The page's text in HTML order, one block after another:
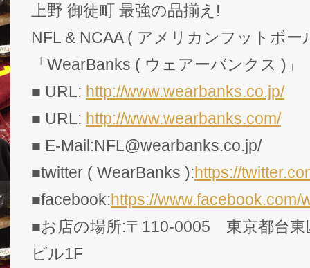
上野 御徒町 最強の品揃え!
NFL & NCAA ( アメリカンフットボー
「WearBanks ( ウェアーバンクス )」
■ URL: http://www.wearbanks.co.jp/
■ URL: http://www.wearbanks.com/
■ E-Mail:NFL@wearbanks.co.jp/
■twitter ( WearBanks ):https://
■facebook:https://www.facebook.com/
■お店の場所:〒110-0005 東京都台
ビル1F